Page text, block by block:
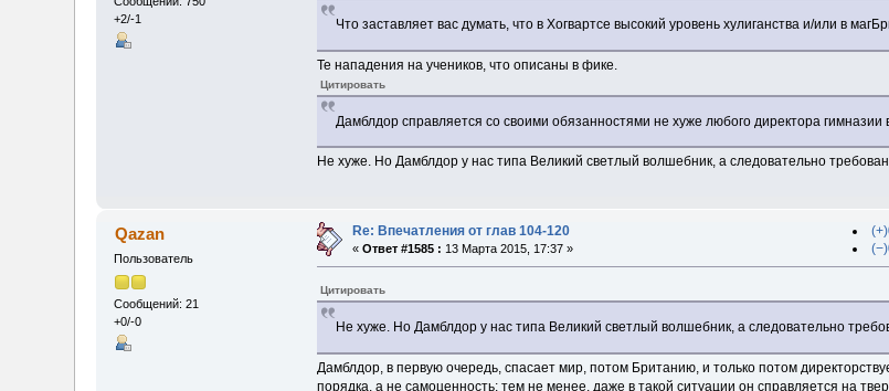
+2/-1
Что заставляет вас думать, что в Хогвартсе высокий уровень хулиганства и/или в
Те нападения на учеников, что описаны в фике.
Цитировать
Дамблдор справляется со своими обязанностями не хуже любого директора
Не хуже. Но Дамблдор у нас типа Великий светлый волшебник, а следовательно
Qazan
Пользователь
Сообщений: 21
+0/-0
Re: Впечатления от глав 104-120
«Ответ #1585 : 13 Марта 2015, 17:37 »
Цитировать
Не хуже. Но Дамблдор у нас типа Великий светлый волшебник, а следовательно
Дамблдор, в первую очередь, спасает мир, потом Британию, и только потом
порядка, а не самоценность; тем не менее, даже в такой ситуации он справляется на